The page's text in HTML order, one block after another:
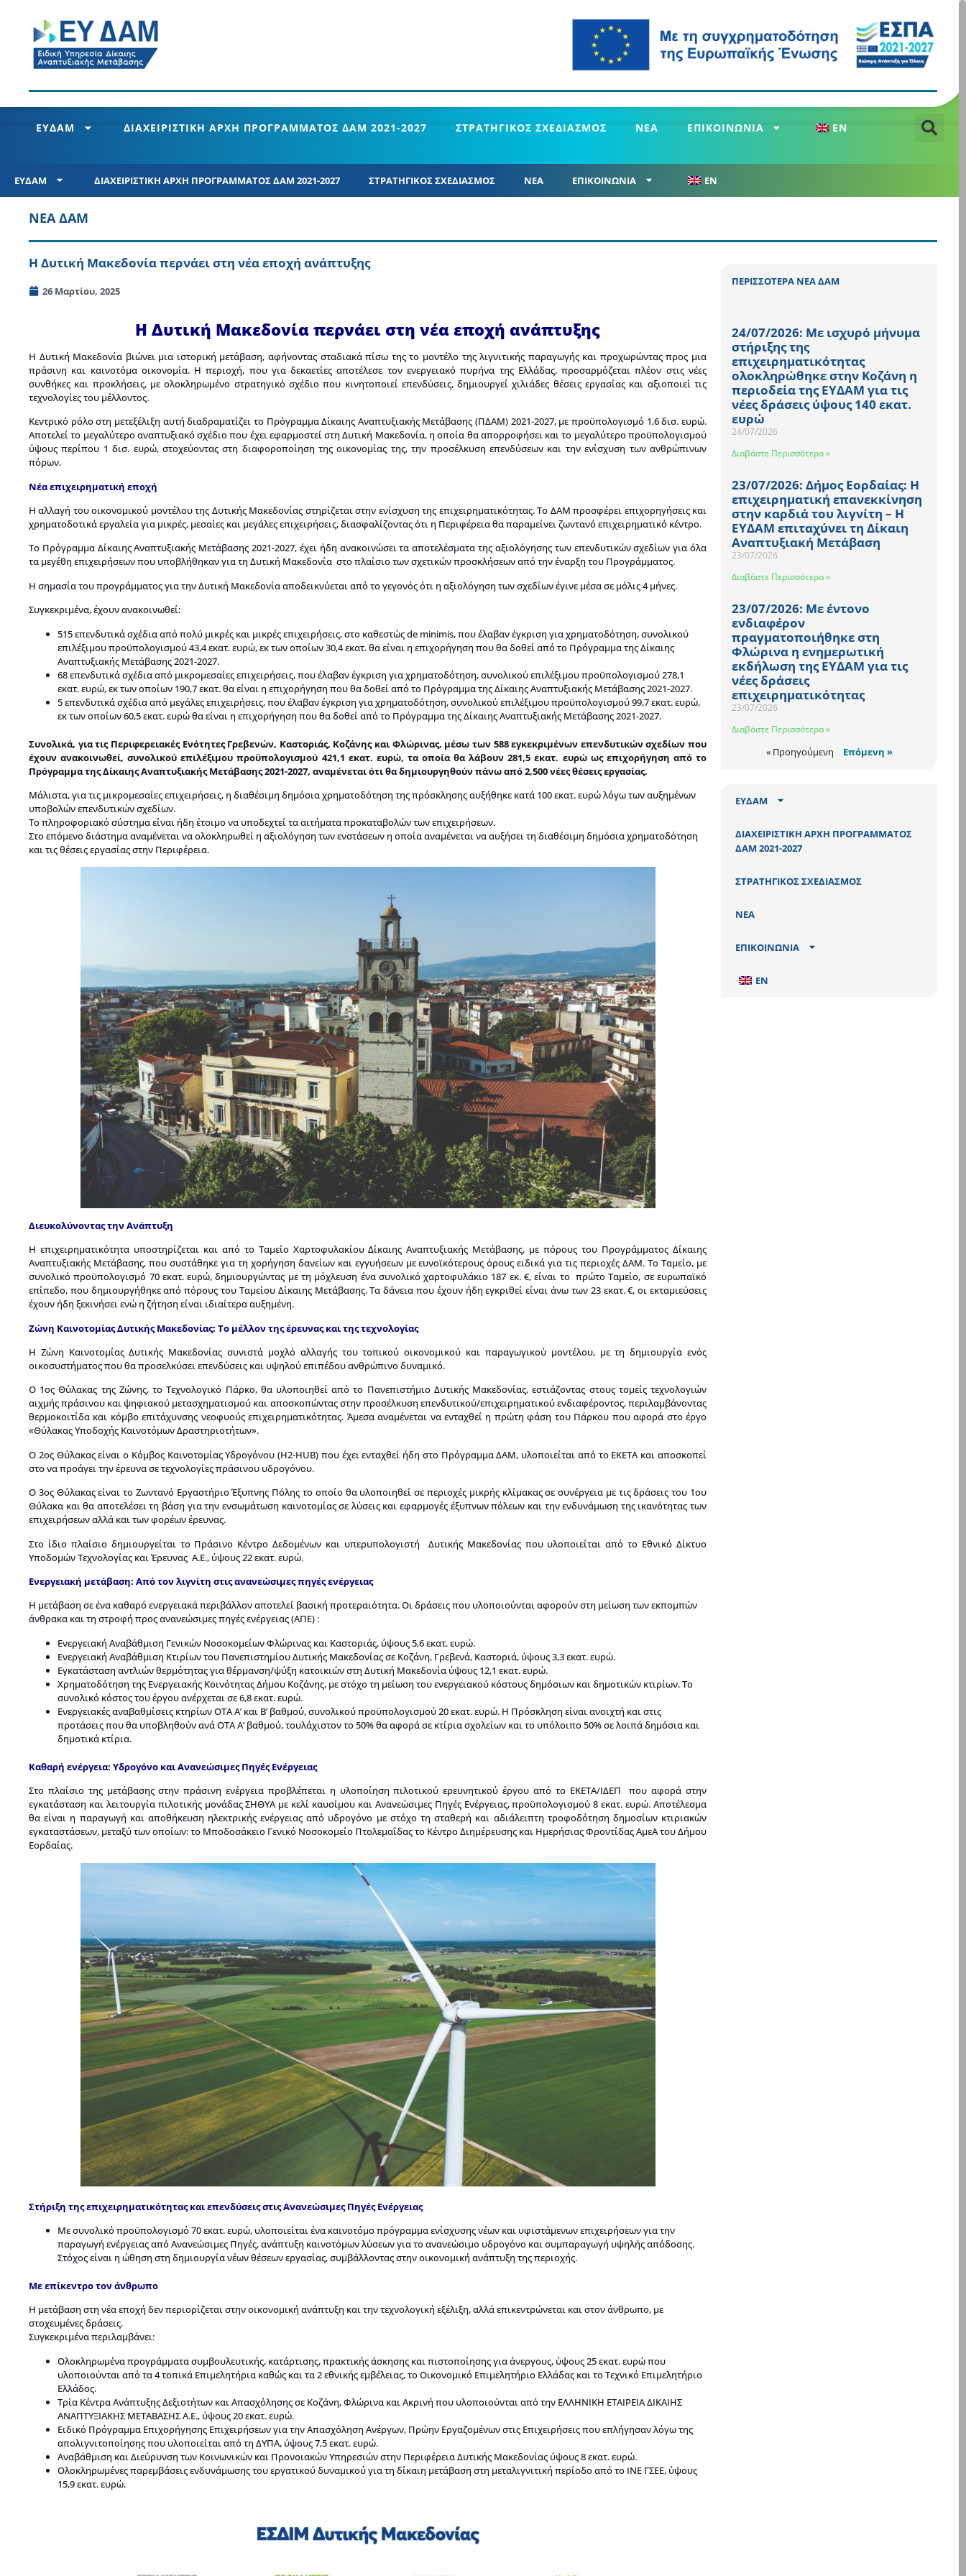
ΕΥΔΑΜ ΔΙΑΧΕΙΡΙΣΤΙΚΗ ΑΡΧΗ ΠΡΟΓΡΑΜΜΑΤΟΣ ΔΑΜ 2021-2027 ΣΤΡΑΤΗΓΙΚΟΣ ΣΧΕΔΙΑΣΜΟΣ ΝΕΑ ΕΠΙΚΟΙΝΩΝΙΑ EN
ΕΥΔΑΜ ΔΙΑΧΕΙΡΙΣΤΙΚΗ ΑΡΧΗ ΠΡΟΓΡΑΜΜΑΤΟΣ ΔΑΜ 2021-2027 ΣΤΡΑΤΗΓΙΚΟΣ ΣΧΕΔΙΑΣΜΟΣ ΝΕΑ ΕΠΙΚΟΙΝΩΝΙΑ EN
ΝΕΑ ΔΑΜ
Η Δυτική Μακεδονία περνάει στη νέα εποχή ανάπτυξης
26 Μαρτίου, 2025
Η Δυτική Μακεδονία περνάει στη νέα εποχή ανάπτυξης
Η Δυτική Μακεδονία βιώνει μια ιστορική μετάβαση, αφήνοντας σταδιακά πίσω της το μοντέλο της λιγνιτικής παραγωγής και προχωρώντας προς μια
πράσινη και καινοτόμα οικονομία. Η περιοχή, που για δεκαετίες αποτέλεσε τον ενεργειακό πυρήνα της Ελλάδας, προσαρμόζεται πλέον στις νέες
συνθήκες και προκλήσεις, με ολοκληρωμένο στρατηγικό σχέδιο που κινητοποιεί επενδύσεις, δημιουργεί χιλιάδες θέσεις εργασίας και αξιοποιεί τις
τεχνολογίες του μέλλοντος.
Κεντρικό ρόλο στη μετεξέλιξη αυτή διαδραματίζει το Πρόγραμμα Δίκαιης Αναπτυξιακής Μετάβασης (ΠΔΑΜ) 2021-2027, με προϋπολογισμό 1,6 δισ. ευρώ.
Αποτελεί το μεγαλύτερο αναπτυξιακό σχέδιο που έχει εφαρμοστεί στη Δυτική Μακεδονία, η οποία θα απορροφήσει και το μεγαλύτερο προϋπολογισμού
ύψους περίπου 1 δισ. ευρώ, στοχεύοντας στη διαφοροποίηση της οικονομίας της, την προσέλκυση επενδύσεων και την ενίσχυση των ανθρώπινων
πόρων.
Νέα επιχειρηματική εποχή
Η αλλαγή του οικονομικού μοντέλου της Δυτικής Μακεδονίας στηρίζεται στην ενίσχυση της επιχειρηματικότητας. Το ΔΑΜ προσφέρει επιχορηγήσεις και
χρηματοδοτικά εργαλεία για μικρές, μεσαίες και μεγάλες επιχειρήσεις, διασφαλίζοντας ότι η Περιφέρεια θα παραμείνει ζωντανό επιχειρηματικό κέντρο.
Το Πρόγραμμα Δίκαιης Αναπτυξιακής Μετάβασης 2021-2027, έχει ήδη ανακοινώσει τα αποτελέσματα της αξιολόγησης των επενδυτικών σχεδίων για όλα
τα μεγέθη επιχειρήσεων που υποβλήθηκαν για τη Δυτική Μακεδονία στο πλαίσιο των σχετικών προσκλήσεων από την έναρξη του Προγράμματος.
Η σημασία του προγράμματος για την Δυτική Μακεδονία αποδεικνύεται από το γεγονός ότι η αξιολόγηση των σχεδίων έγινε μέσα σε μόλις 4 μήνες.
Συγκεκριμένα, έχουν ανακοινωθεί:
515 επενδυτικά σχέδια από πολύ μικρές και μικρές επιχειρήσεις, στο καθεστώς de minimis, που έλαβαν έγκριση για χρηματοδότηση, συνολικού
επιλέξιμου προϋπολογισμού 43,4 εκατ. ευρώ, εκ των οποίων 30,4 εκατ. θα είναι η επιχορήγηση που θα δοθεί από το Πρόγραμμα της Δίκαιης
Αναπτυξιακής Μετάβασης 2021-2027.
68 επενδυτικά σχέδια από μικρομεσαίες επιχειρήσεις, που έλαβαν έγκριση για χρηματοδότηση, συνολικού επιλέξιμου προϋπολογισμού 278,1
εκατ. ευρώ, εκ των οποίων 190,7 εκατ. θα είναι η επιχορήγηση που θα δοθεί από το Πρόγραμμα της Δίκαιης Αναπτυξιακής Μετάβασης 2021-2027.
5 επενδυτικά σχέδια από μεγάλες επιχειρήσεις, που έλαβαν έγκριση για χρηματοδότηση, συνολικού επιλέξιμου προϋπολογισμού 99,7 εκατ. ευρώ,
εκ των οποίων 60,5 εκατ. ευρώ θα είναι η επιχορήγηση που θα δοθεί από το Πρόγραμμα της Δίκαιης Αναπτυξιακής Μετάβασης 2021-2027.
Συνολικά, για τις Περιφερειακές Ενότητες Γρεβενών, Καστοριάς, Κοζάνης και Φλώρινας, μέσω των 588 εγκεκριμένων επενδυτικών σχεδίων που
έχουν ανακοινωθεί, συνολικού επιλέξιμου προϋπολογισμού 421,1 εκατ. ευρώ, τα οποία θα λάβουν 281,5 εκατ. ευρώ ως επιχορήγηση από το
Πρόγραμμα της Δίκαιης Αναπτυξιακής Μετάβασης 2021-2027, αναμένεται ότι θα δημιουργηθούν πάνω από 2,500 νέες θέσεις εργασίας.
Μάλιστα, για τις μικρομεσαίες επιχειρήσεις, η διαθέσιμη δημόσια χρηματοδότηση της πρόσκλησης αυξήθηκε κατά 100 εκατ. ευρώ λόγω των αυξημένων
υποβολών επενδυτικών σχεδίων.
Το πληροφοριακό σύστημα είναι ήδη έτοιμο να υποδεχτεί τα αιτήματα προκαταβολών των επιχειρήσεων.
Στο επόμενο διάστημα αναμένεται να ολοκληρωθεί η αξιολόγηση των ενστάσεων η οποία αναμένεται να αυξήσει τη διαθέσιμη δημόσια χρηματοδότηση
και τις θέσεις εργασίας στην Περιφέρεια.
Διευκολύνοντας την Ανάπτυξη
Η επιχειρηματικότητα υποστηρίζεται και από το Ταμείο Χαρτοφυλακίου Δίκαιης Αναπτυξιακής Μετάβασης, με πόρους του Προγράμματος Δίκαιης
Αναπτυξιακής Μετάβασης, που συστάθηκε για τη χορήγηση δανείων και εγγυήσεων με ευνοϊκότερους όρους ειδικά για τις περιοχές ΔΑΜ. Το Ταμείο, με
συνολικό προϋπολογισμό 70 εκατ. ευρώ, δημιουργώντας με τη μόχλευση ένα συνολικό χαρτοφυλάκιο 187 εκ. €, είναι το πρώτο Ταμείο, σε ευρωπαϊκό
επίπεδο, που δημιουργήθηκε από πόρους του Ταμείου Δίκαιης Μετάβασης. Τα δάνεια που έχουν ήδη εγκριθεί είναι άνω των 23 εκατ. €, οι εκταμιεύσεις
έχουν ήδη ξεκινήσει ενώ η ζήτηση είναι ιδιαίτερα αυξημένη.
Ζώνη Καινοτομίας Δυτικής Μακεδονίας: Το μέλλον της έρευνας και της τεχνολογίας
Η Ζώνη Καινοτομίας Δυτικής Μακεδονίας συνιστά μοχλό αλλαγής του τοπικού οικονομικού και παραγωγικού μοντέλου, με τη δημιουργία ενός
οικοσυστήματος που θα προσελκύσει επενδύσεις και υψηλού επιπέδου ανθρώπινο δυναμικό.
Ο 1ος Θύλακας της Ζώνης, το Τεχνολογικό Πάρκο, θα υλοποιηθεί από το Πανεπιστήμιο Δυτικής Μακεδονίας, εστιάζοντας στους τομείς τεχνολογιών
αιχμής πράσινου και ψηφιακού μετασχηματισμού και αποσκοπώντας στην προσέλκυση επενδυτικού/επιχειρηματικού ενδιαφέροντος, περιλαμβάνοντας
θερμοκοιτίδα και κόμβο επιτάχυνσης νεοφυούς επιχειρηματικότητας. Άμεσα αναμένεται να ενταχθεί η πρώτη φάση του Πάρκου που αφορά στο έργο
«Θύλακας Υποδοχής Καινοτόμων Δραστηριοτήτων».
Ο 2ος Θύλακας είναι ο Κόμβος Καινοτομίας Υδρογόνου (H2-HUB) που έχει ενταχθεί ήδη στο Πρόγραμμα ΔΑΜ, υλοποιείται από το ΕΚΕΤΑ και αποσκοπεί
στο να προάγει την έρευνα σε τεχνολογίες πράσινου υδρογόνου.
Ο 3ος Θύλακας είναι το Ζωντανό Εργαστήριο Έξυπνης Πόλης το οποίο θα υλοποιηθεί σε περιοχές μικρής κλίμακας σε συνέργεια με τις δράσεις του 1ου
Θύλακα και θα αποτελέσει τη βάση για την ενσωμάτωση καινοτομίας σε λύσεις και εφαρμογές έξυπνων πόλεων και την ενδυνάμωση της ικανότητας των
επιχειρήσεων αλλά και των φορέων έρευνας.
Στο ίδιο πλαίσιο δημιουργείται το Πράσινο Κέντρο Δεδομένων και υπερυπολογιστή Δυτικής Μακεδονίας που υλοποιείται από το Εθνικό Δίκτυο
Υποδομών Τεχνολογίας και Έρευνας Α.Ε., ύψους 22 εκατ. ευρώ.
Ενεργειακή μετάβαση: Από τον λιγνίτη στις ανανεώσιμες πηγές ενέργειας
Η μετάβαση σε ένα καθαρό ενεργειακά περιβάλλον αποτελεί βασική προτεραιότητα. Οι δράσεις που υλοποιούνται αφορούν στη μείωση των εκπομπών
άνθρακα και τη στροφή προς ανανεώσιμες πηγές ενέργειας (ΑΠΕ) :
Ενεργειακή Αναβάθμιση Γενικών Νοσοκομείων Φλώρινας και Καστοριάς, ύψους 5,6 εκατ. ευρώ.
Ενεργειακή Αναβάθμιση Κτιρίων του Πανεπιστημίου Δυτικής Μακεδονίας σε Κοζάνη, Γρεβενά, Καστοριά, ύψους 3,3 εκατ. ευρώ.
Εγκατάσταση αντλιών θερμότητας για θέρμανση/ψύξη κατοικιών στη Δυτική Μακεδονία ύψους 12,1 εκατ. ευρώ.
Χρηματοδότηση της Ενεργειακής Κοινότητας Δήμου Κοζάνης, με στόχο τη μείωση του ενεργειακού κόστους δημόσιων και δημοτικών κτιρίων. Το
συνολικό κόστος του έργου ανέρχεται σε 6,8 εκατ. ευρώ.
Ενεργειακές αναβαθμίσεις κτηρίων ΟΤΑ Α’ και Β’ βαθμού, συνολικού προϋπολογισμού 20 εκατ. ευρώ. Η Πρόσκληση είναι ανοιχτή και στις
προτάσεις που θα υποβληθούν ανά ΟΤΑ Α’ βαθμού, τουλάχιστον το 50% θα αφορά σε κτίρια σχολείων και το υπόλοιπο 50% σε λοιπά δημόσια και
δημοτικά κτίρια.
Καθαρή ενέργεια: Υδρογόνο και Ανανεώσιμες Πηγές Ενέργειας
Στο πλαίσιο της μετάβασης στην πράσινη ενέργεια προβλέπεται η υλοποίηση πιλοτικού ερευνητικού έργου από το ΕΚΕΤΑ/ΙΔΕΠ που αφορά στην
εγκατάσταση και λειτουργία πιλοτικής μονάδας ΣΗΘΥΑ με κελί καυσίμου και Ανανεώσιμες Πηγές Ενέργειας, προϋπολογισμού 8 εκατ. ευρώ. Αποτέλεσμα
θα είναι η παραγωγή και αποθήκευση ηλεκτρικής ενέργειας από υδρογόνο με στόχο τη σταθερή και αδιάλειπτη τροφοδότηση δημοσίων κτιριακών
εγκαταστάσεων, μεταξύ των οποίων: το Μποδοσάκειο Γενικό Νοσοκομείο Πτολεμαΐδας το Κέντρο Διημέρευσης και Ημερήσιας Φροντίδας ΑμεΑ του Δήμου
Εορδαίας.
Στήριξη της επιχειρηματικότητας και επενδύσεις στις Ανανεώσιμες Πηγές Ενέργειας
Με συνολικό προϋπολογισμό 70 εκατ. ευρώ, υλοποιείται ένα καινοτόμο πρόγραμμα ενίσχυσης νέων και υφιστάμενων επιχειρήσεων για την
παραγωγή ενέργειας από Ανανεώσιμες Πηγές, ανάπτυξη καινοτόμων λύσεων για το ανανεώσιμο υδρογόνο και συμπαραγωγή υψηλής απόδοσης.
Στόχος είναι η ώθηση στη δημιουργία νέων θέσεων εργασίας, συμβάλλοντας στην οικονομική ανάπτυξη της περιοχής.
Με επίκεντρο τον άνθρωπο
Η μετάβαση στη νέα εποχή δεν περιορίζεται στην οικονομική ανάπτυξη και την τεχνολογική εξέλιξη, αλλά επικεντρώνεται και στον άνθρωπο, με
στοχευμένες δράσεις.
Συγκεκριμένα περιλαμβάνει:
Ολοκληρωμένα προγράμματα συμβουλευτικής, κατάρτισης, πρακτικής άσκησης και πιστοποίησης για άνεργους, ύψους 25 εκατ. ευρώ που
υλοποιούνται από τα 4 τοπικά Επιμελητήρια καθώς και τα 2 εθνικής εμβέλειας, το Οικονομικό Επιμελητήριο Ελλάδας και το Τεχνικό Επιμελητήριο
Ελλάδος.
Τρία Κέντρα Ανάπτυξης Δεξιοτήτων και Απασχόλησης σε Κοζάνη, Φλώρινα και Ακρινή που υλοποιούνται από την ΕΛΛΗΝΙΚΗ ΕΤΑΙΡΕΙΑ ΔΙΚΑΙΗΣ
ΑΝΑΠΤΥΞΙΑΚΗΣ ΜΕΤΑΒΑΣΗΣ Α.Ε., ύψους 20 εκατ. ευρώ.
Ειδικό Πρόγραμμα Επιχορήγησης Επιχειρήσεων για την Απασχόληση Ανέργων, Πρώην Εργαζομένων στις Επιχειρήσεις που επλήγησαν λόγω της
απολιγνιτοποίησης που υλοποιείται από τη ΔΥΠΑ, ύψους 7,5 εκατ. ευρώ.
Αναβάθμιση και Διεύρυνση των Κοινωνικών και Προνοιακών Υπηρεσιών στην Περιφέρεια Δυτικής Μακεδονίας ύψους 8 εκατ. ευρώ.
Ολοκληρωμένες παρεμβάσεις ενδυνάμωσης του εργατικού δυναμικού για τη δίκαιη μετάβαση στη μεταλιγνιτική περίοδο από το ΙΝΕ ΓΣΕΕ, ύψους
15,9 εκατ. ευρώ.
ΠΕΡΙΣΣΟΤΕΡΑ ΝΕΑ ΔΑΜ
24/07/2026: Με ισχυρό μήνυμα
στήριξης της
επιχειρηματικότητας
ολοκληρώθηκε στην Κοζάνη η
περιοδεία της ΕΥΔΑΜ για τις
νέες δράσεις ύψους 140 εκατ.
ευρώ
24/07/2026
Διαβάστε Περισσότερα »
23/07/2026: Δήμος Εορδαίας: Η
επιχειρηματική επανεκκίνηση
στην καρδιά του λιγνίτη – Η
ΕΥΔΑΜ επιταχύνει τη Δίκαιη
Αναπτυξιακή Μετάβαση
23/07/2026
Διαβάστε Περισσότερα »
23/07/2026: Με έντονο
ενδιαφέρον
πραγματοποιήθηκε στη
Φλώρινα η ενημερωτική
εκδήλωση της ΕΥΔΑΜ για τις
νέες δράσεις
επιχειρηματικότητας
23/07/2026
Διαβάστε Περισσότερα »
« Προηγούμενη Επόμενη »
ΕΥΔΑΜ
ΔΙΑΧΕΙΡΙΣΤΙΚΗ ΑΡΧΗ ΠΡΟΓΡΑΜΜΑΤΟΣ
ΔΑΜ 2021-2027
ΣΤΡΑΤΗΓΙΚΟΣ ΣΧΕΔΙΑΣΜΟΣ
ΝΕΑ
ΕΠΙΚΟΙΝΩΝΙΑ
EN